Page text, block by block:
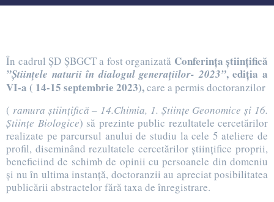
În cadrul ȘD ȘBGCT a fost organizată Conferința științifică
”Științele naturii în dialogul generațiilor- 2023”, ediția a
VI-a ( 14-15 septembrie 2023),care a permis doctoranzilor
( ramura științifică – 14.Chimia, 1. Științe Geonomice și 16.
Științe Biologice) să prezinte public rezultatele cercetărilor
realizate pe parcursul anului de studiu la cele 5 ateliere de
profil, diseminând rezultatele cercetărilor științifice proprii,
beneficiind de schimb de opinii cu persoanele din domeniu
și nu în ultima instanță, doctoranzii au apreciat posibilitatea
publicării abstractelor fără taxa de înregistrare.